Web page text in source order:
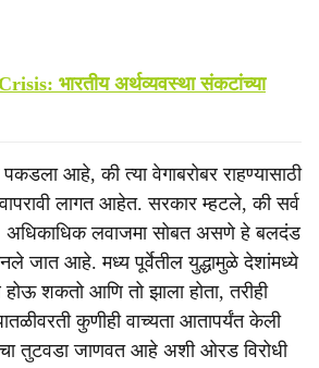
भारतीय अर्थव्यवस्था संकटांच्या
आहे, की त्या वेगाबरोबर राहण्यासाठी
लागत आहेत. सरकार म्हटले, की सर्व
अधिकाधिक लवाजमा सोबत असणे हे बलदंड
जात आहे. मध्य पूर्वेतील युद्धामुळे देशांमध्ये
होऊ शकतो आणि तो झाला होता, तरीही
कुणीही वाच्यता आतापर्यंत केली
तुटवडा जाणवत आहे अशी ओरड विरोधी